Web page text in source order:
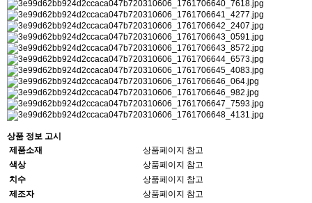
상품 정보 고시
제품소재
상품페이지 참고
색상
상품페이지 참고
치수
상품페이지 참고
제조자
상품페이지 참고